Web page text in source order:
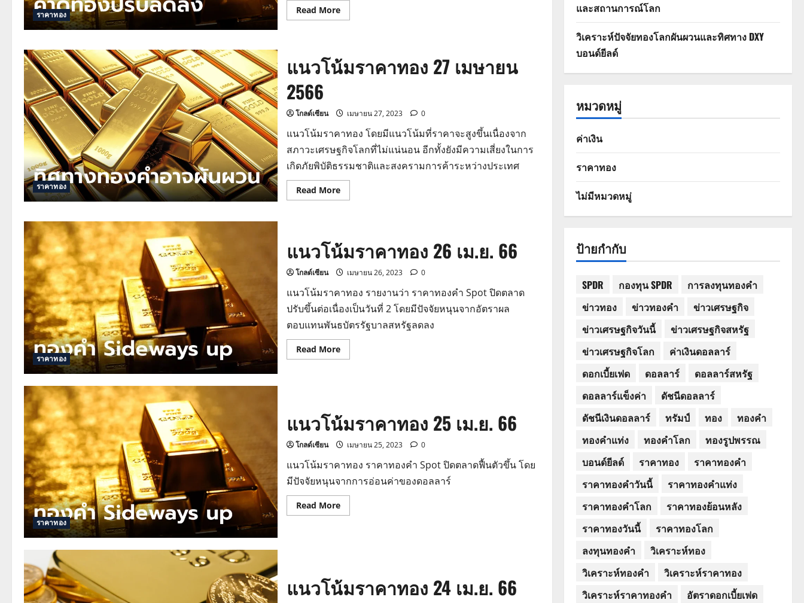
ราคาทอง Read MoreRead
more
ทอง
28
เม.ย.
ราคาทอง
แนวโน้มราคาทอง 27 เมษายน
2566
โกลด์เซียน เมษายน 27, 2023 0
แนวโน้มราคาทอง โดยมีแนวโน้มที่ราคาจะสูงขึ้นเนื่องจาก
สภาวะเศรษฐกิจโลกที่ไม่แน่นอน อีกทั้งยังมีความเสี่ยงในการ
เกิดภัยพิบัติธรรมชาติและสงครามการค้าระหว่างประเทศ
Read MoreRead
more
27
เมษายน
ราคาทอง
แนวโน้มราคาทอง 26 เม.ย. 66
โกลด์เซียน เมษายน 26, 2023 0
แนวโน้มราคาทอง รายงานว่า ราคาทองคำ Spot ปิดตลาด
ปรับขึ้นต่อเนื่องเป็นวันที่ 2 โดยมีปัจจัยหนุนจากอัตราผล
ตอบแทนพันธบัตรรัฐบาลสหรัฐลดลง
Read MoreRead
more
เม.ย.
66
ราคาทอง
แนวโน้มราคาทอง 25 เม.ย. 66
โกลด์เซียน เมษายน 25, 2023 0
แนวโน้มราคาทอง ราคาทองคำ Spot ปิดตลาดฟื้นตัวขึ้น โดย
มีปัจจัยหนุนจากการอ่อนค่าของดอลลาร์
Read MoreRead
more
66
แนวโน้มราคาทอง 24 เม.ย. 66
และสถานการณ์โลก
วิเคราะห์ปัจจัยทองโลกผันผวนและทิศทาง DXY
บอนด์ยีลด์
หมวดหมู่
ค่าเงิน
ราคาทอง
ไม่มีหมวดหมู่
ป้ายกำกับ
SPDR กองทุน SPDR
การลงทุนทองคำ
ข่าวทอง
ข่าวทองคำ
ข่าวเศรษฐกิจ
ข่าวเศรษฐกิจวันนี้
ข่าวเศรษฐกิจสหรัฐ
ข่าวเศรษฐกิจโลก
ค่าเงินดอลลาร์
ดอกเบี้ยเฟด
ดอลลาร์
ดอลลาร์สหรัฐ
ดอลลาร์แข็งค่า
ดัชนีดอลลาร์
ดัชนีเงินดอลลาร์
ทรัมป์ ทอง
ทองคำ
ทองคำแท่ง
ทองคำโลก
ทองรูปพรรณ
บอนด์ยีลด์
ราคาทอง
ราคาทองคำ
ราคาทองคำวันนี้
ราคาทองคำแท่ง
ราคาทองคำโลก
ราคาทองย้อนหลัง
ราคาทองวันนี้
ราคาทองโลก
ลงทุนทองคำ
วิเคราะห์ทอง
วิเคราะห์ทองคำ
วิเคราะห์ราคาทอง
วิเคราะห์ราคาทองคำ
อัตราดอกเบี้ยเฟด